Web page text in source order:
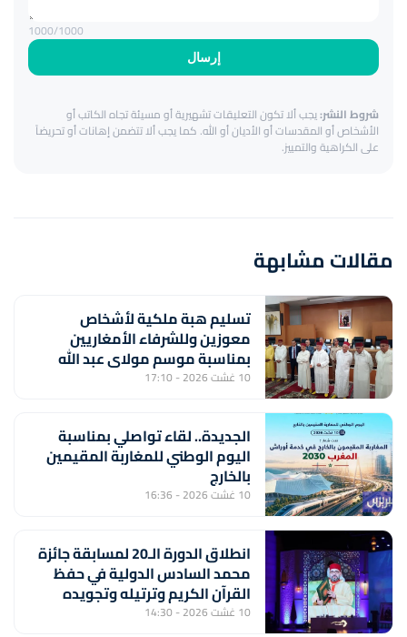
إرسال
1000/1000
شروط النشر:يجب ألا تكون التعليقات تشهيرية أو مسيئة تجاه الكاتب أو
الأشخاص أو المقدسات أو الأديان أو الله. كما يجب ألا تتضمن إهانات أو تحريضاً
على الكراهية والتمييز.
مقالات مشابهة
تسليم هبة ملكية لأشخاص
معوزين وللشرفاء الأمغاريين
بمناسبة موسم مولاي عبد الله
أمغار
10 غشت 2026 - 17:10
الجديدة.. لقاء تواصلي بمناسبة
اليوم الوطني للمغاربة المقيمين
بالخارج
10 غشت 2026 - 16:36
انطلاق الدورة الـ20 لمسابقة جائزة
محمد السادس الدولية في حفظ
القرآن الكريم وترتيله وتجويده
وتفسيره
10 غشت 2026 - 14:30